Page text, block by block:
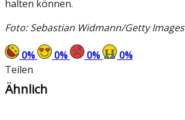
halten können.
Foto: Sebastian Widmann/Getty Images
0% 0% 0% 0%
Teilen
Ähnlich